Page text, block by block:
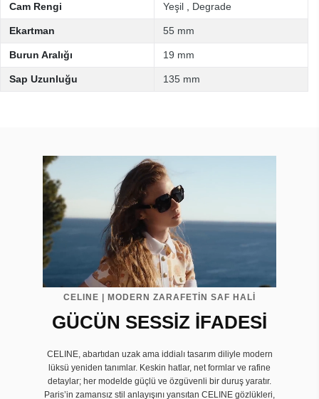
Cam Rengi Yeşil Degrade
Ekartman 55 mm
Burun Aralığı 19 mm
Sap Uzunluğu 135 mm
CELINE | MODERN ZARAFETİN SAF HALİ
GÜCÜN SESSİZ İFADESİ
CELINE, abartıdan uzak ama iddialı tasarım diliyle modern
lüksü yeniden tanımlar. Keskin hatlar, net formlar ve rafine
detaylar; her modelde güçlü ve özgüvenli bir duruş yaratır.
Paris’in zamansız stil anlayışını yansıtan CELINE gözlükleri,